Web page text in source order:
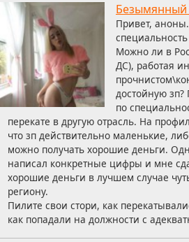
Безымянный
Привет,
Можно ли в
ДС), работая
достойную
по
перекате в другую отрасль. На
что зп действительно маленькие,
можно получать хорошие деньги.
написал конкретные цифры и мне
хорошие деньги в лучшем случае
региону.
Пилите свои стори, как
как попадали на должности с